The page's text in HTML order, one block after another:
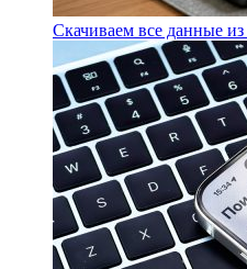
Скачиваем все данные